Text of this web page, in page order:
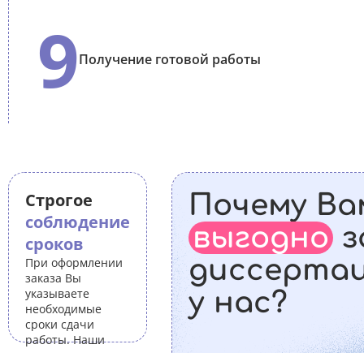
9Получение готовой работы
Строгое
соблюдение
сроков
При оформлении
заказа Вы
указываете
необходимые
сроки сдачи
работы. Наши
Почему
выгодно
у нас?